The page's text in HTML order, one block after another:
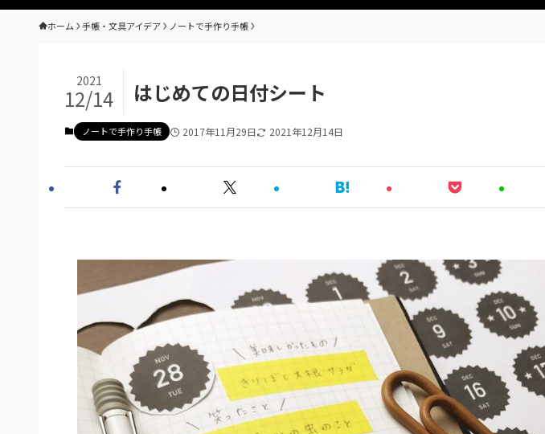
ホーム 手帳・文具アイデア ノートで手作り手帳
はじめての日付シート
2021
12/14
ノートで手作り手帳 2017年11月29日 2021年12月14日